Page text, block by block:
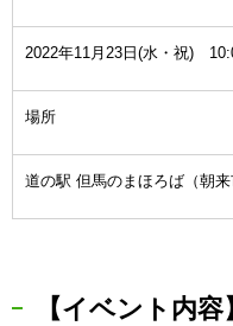
2022年11月23日(水・祝)
場所
道の駅 但馬のまほろば（朝来
【イベント内容